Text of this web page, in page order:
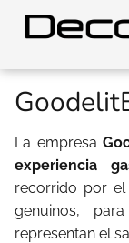
La empresa
experiencia
recorrido por
genuinos,
representan el